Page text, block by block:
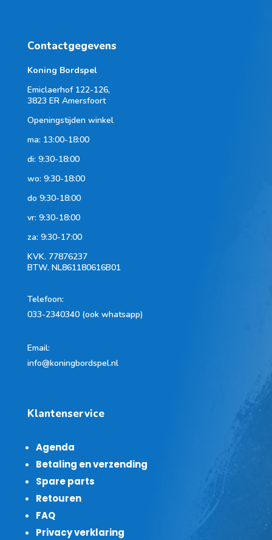
3 spelers
4 spelers
6 spelers
Contactgegevens
Koning Bordspel
Emiclaerhof 122-126,
3823 ER Amersfoort
Openingstijden winkel
ma: 13:00-18:00
di: 9:30-18:00
wo: 9:30-18:00
do 9:30-18:00
vr: 9:30-18:00
za: 9:30-17:00
KVK. 77876237
BTW. NL861180616B01
Telefoon:
033-2340340 (ook whatsapp)
Email:
info@koningbordspel.nl
Klantenservice
Agenda
Betaling en verzending
Spare parts
Retouren
FAQ
Privacy verklaring